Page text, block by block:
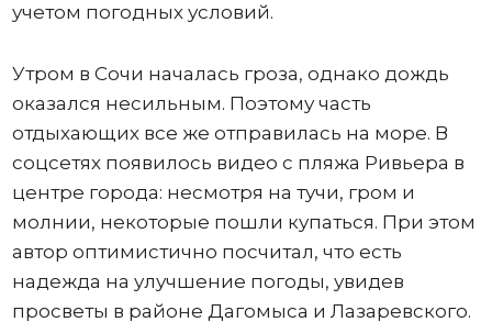
учетом погодных условий.
Утром в Сочи началась гроза, однако дождь
оказался несильным. Поэтому часть
отдыхающих все же отправилась на море. В
соцсетях появилось видео с пляжа Ривьера в
центре города: несмотря на тучи, гром и
молнии, некоторые пошли купаться. При этом
автор оптимистично посчитал, что есть
надежда на улучшение погоды, увидев
просветы в районе Дагомыса и Лазаревского.